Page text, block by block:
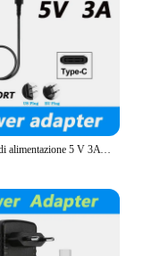
Adattatore di alimentazione 5 V 3A USB Type-c caricatore di alimentazione AC/DC 5 V Volt 3000mA per Raspberry Pi 4 modello B